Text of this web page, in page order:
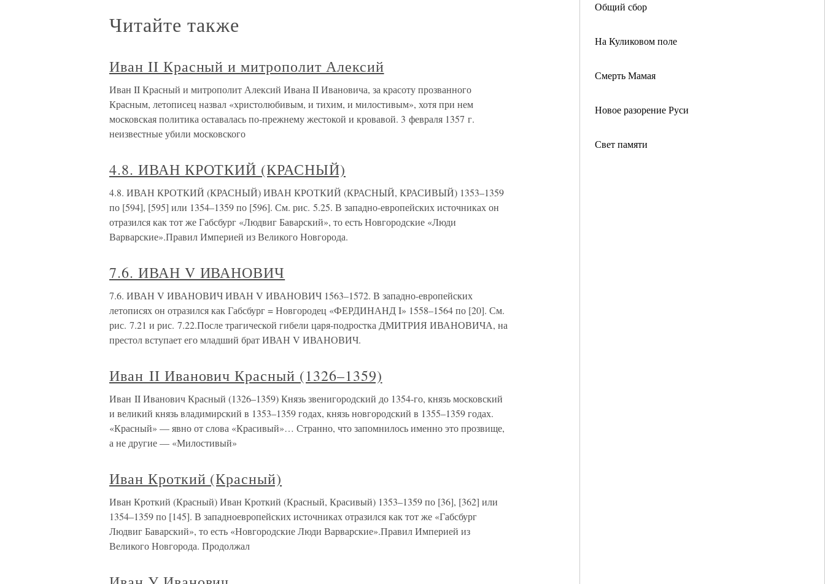
Общий сбор
На Куликовом поле
Смерть Мамая
Новое разорение Руси
Свет памяти
Читайте также
Иван II Красный и митрополит Алексий
Иван II Красный и митрополит Алексий Ивана II Ивановича, за красоту прозванного
Красным, летописец назвал «христолюбивым, и тихим, и милостивым», хотя при нем
московская политика оставалась по-прежнему жестокой и кровавой. 3 февраля 1357 г.
неизвестные убили московского
4.8. ИВАН КРОТКИЙ (КРАСНЫЙ)
4.8. ИВАН КРОТКИЙ (КРАСНЫЙ) ИВАН КРОТКИЙ (КРАСНЫЙ, КРАСИВЫЙ) 1353–1359
по [594], [595] или 1354–1359 по [596]. См. рис. 5.25. В западно-европейских источниках он
отразился как тот же Габсбург «Людвиг Баварский», то есть Новгородские «Люди
Варварские».Правил Империей из Великого Новгорода.
7.6. ИВАН V ИВАНОВИЧ
7.6. ИВАН V ИВАНОВИЧ ИВАН V ИВАНОВИЧ 1563–1572. В западно-европейских
летописях он отразился как Габсбург = Новгородец «ФЕРДИНАНД I» 1558–1564 по [20]. См.
рис. 7.21 и рис. 7.22.После трагической гибели царя-подростка ДМИТРИЯ ИВАНОВИЧА, на
престол вступает его младший брат ИВАН V ИВАНОВИЧ.
Иван II Иванович Красный (1326–1359)
Иван II Иванович Красный (1326–1359) Князь звенигородский до 1354-го, князь московский
и великий князь владимирский в 1353–1359 годах, князь новгородский в 1355–1359 годах.
«Красный» — явно от слова «Красивый»… Странно, что запомнилось именно это прозвище,
а не другие — «Милостивый»
Иван Кроткий (Красный)
Иван Кроткий (Красный) Иван Кроткий (Красный, Красивый) 1353–1359 по [36], [362] или
1354–1359 по [145]. В западноевропейских источниках отразился как тот же «Габсбург
Людвиг Баварский», то есть «Новгородские Люди Варварские».Правил Империей из
Великого Новгорода. Продолжал